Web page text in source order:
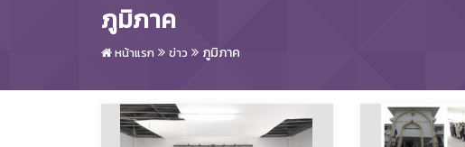
ภูมิภาค
หน้าแรก ข่าว ภูมิภาค